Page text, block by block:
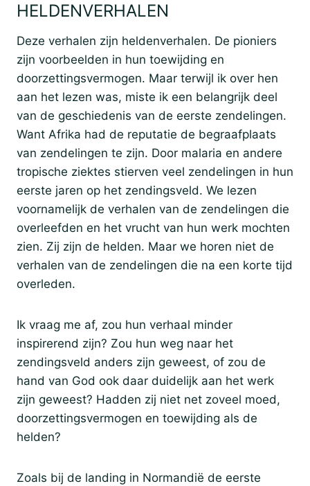
HELDENVERHALEN
Deze verhalen zijn heldenverhalen. De pioniers
zijn voorbeelden in hun toewijding en
doorzettingsvermogen. Maar terwijl ik over hen
aan het lezen was, miste ik een belangrijk deel
van de geschiedenis van de eerste zendelingen.
Want Afrika had de reputatie de begraafplaats
van zendelingen te zijn. Door malaria en andere
tropische ziektes stierven veel zendelingen in hun
eerste jaren op het zendingsveld. We lezen
voornamelijk de verhalen van de zendelingen die
overleefden en het vrucht van hun werk mochten
zien. Zij zijn de helden. Maar we horen niet de
verhalen van de zendelingen die na een korte tijd
overleden.
Ik vraag me af, zou hun verhaal minder
inspirerend zijn? Zou hun weg naar het
zendingsveld anders zijn geweest, of zou de
hand van God ook daar duidelijk aan het werk
zijn geweest? Hadden zij niet net zoveel moed,
doorzettingsvermogen en toewijding als de
helden?
Zoals bij de landing in Normandië de eerste